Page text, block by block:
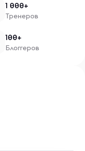
1 000+
Тренеров
100+
Блоггеров